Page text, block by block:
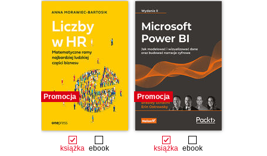
Promocja
książka ebook
Promocja
książka ebook